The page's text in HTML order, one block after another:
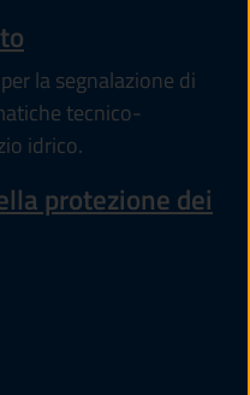
la segnalazione di
tecnico-
idrico.
protezione dei